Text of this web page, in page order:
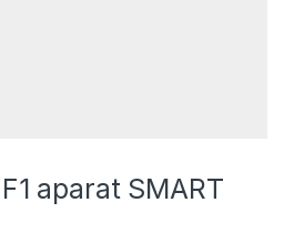
aparat SMART